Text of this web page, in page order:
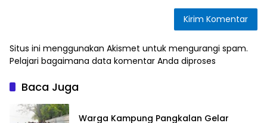
Situs ini menggunakan Akismet untuk mengurangi spam.
Pelajari bagaimana data komentar Anda diproses
Baca Juga
Warga Kampung Pangkalan Gelar